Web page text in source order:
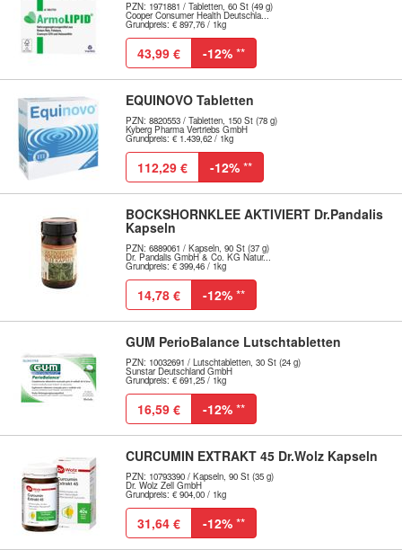
PZN: 1971881 / Tabletten, 60 St (49 g)
Cooper Consumer Health Deutschla...
Grundpreis: € 897,76 / 1kg
43,99 € -12% **
EQUINOVO Tabletten
PZN: 8820553 / Tabletten, 150 St (78 g)
Kyberg Pharma Vertriebs GmbH
Grundpreis: € 1.439,62 / 1kg
112,29 € -12% **
BOCKSHORNKLEE AKTIVIERT Dr.Pandalis
Kapseln
PZN: 6889061 / Kapseln, 90 St (37 g)
Dr. Pandalis GmbH & Co. KG Natur...
Grundpreis: € 399,46 / 1kg
14,78 € -12% **
GUM PerioBalance Lutschtabletten
PZN: 10032691 / Lutschtabletten, 30 St (24 g)
Sunstar Deutschland GmbH
Grundpreis: € 691,25 / 1kg
16,59 € -12% **
CURCUMIN EXTRAKT 45 Dr.Wolz Kapseln
PZN: 10793390 / Kapseln, 90 St (35 g)
Dr. Wolz Zell GmbH
Grundpreis: € 904,00 / 1kg
31,64 € -12% **